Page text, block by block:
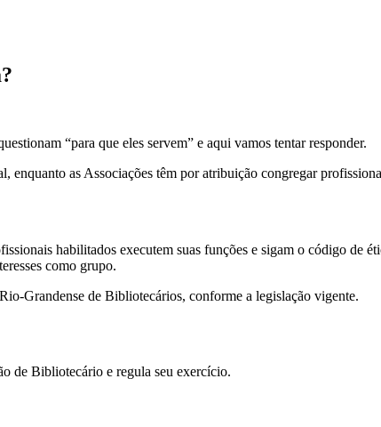
“para que eles servem” e aqui vamos tentar responder.
as Associações têm por atribuição congregar
habilitados executem suas funções e sigam o código de
como grupo.
Grandense de Bibliotecários, conforme a legislação vigente.
de Bibliotecário e regula seu exercício.